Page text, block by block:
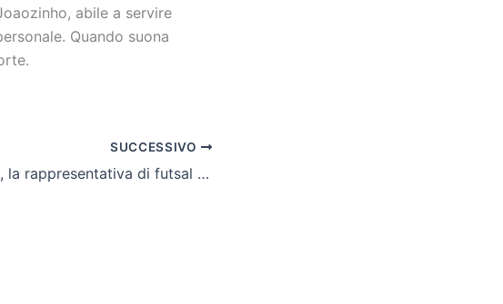
abile a servire
Quando suona
SUCCESSIVO
Cnu, la rappresentativa di futsal cerca l’impresa